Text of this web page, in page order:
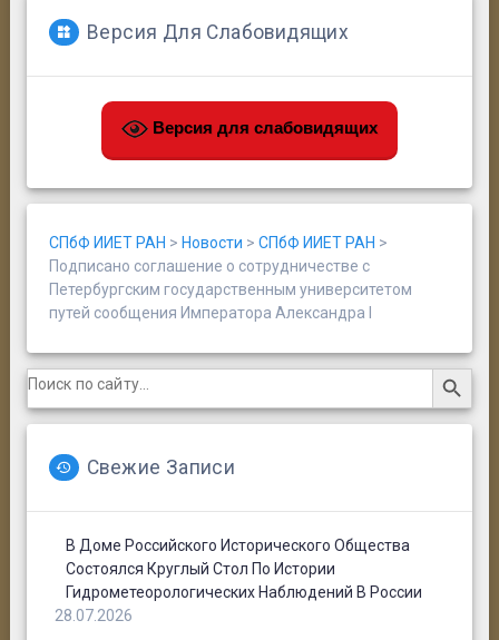
Версия Для Слабовидящих
Версия для слабовидящих
СПбФ ИИЕТ РАН > Новости > СПбФ ИИЕТ РАН >
Подписано соглашение о сотрудничестве с
Петербургским государственным университетом
путей сообщения Императора Александра I
Search
for:
Search Button
Свежие Записи
В Доме Российского Исторического Общества
Состоялся Круглый Стол По Истории
Гидрометеорологических Наблюдений В России
28.07.2026